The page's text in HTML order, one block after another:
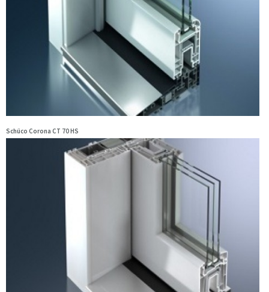
Schüco Corona CT 70 HS